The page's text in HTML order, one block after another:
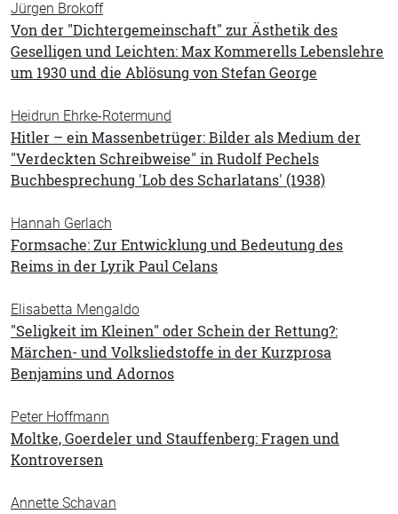
Jürgen Brokoff
Von der "Dichtergemeinschaft" zur Ästhetik des
Geselligen und Leichten: Max Kommerells Lebenslehre
um 1930 und die Ablösung von Stefan George
Heidrun Ehrke-Rotermund
Hitler – ein Massenbetrüger: Bilder als Medium der
"Verdeckten Schreibweise" in Rudolf Pechels
Buchbesprechung 'Lob des Scharlatans' (1938)
Hannah Gerlach
Formsache: Zur Entwicklung und Bedeutung des
Reims in der Lyrik Paul Celans
Elisabetta Mengaldo
"Seligkeit im Kleinen" oder Schein der Rettung?:
Märchen- und Volksliedstoffe in der Kurzprosa
Benjamins und Adornos
Peter Hoffmann
Moltke, Goerdeler und Stauffenberg: Fragen und
Kontroversen
Annette Schavan